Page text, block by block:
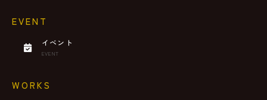
EVENT
イベント
EVENT
WORKS